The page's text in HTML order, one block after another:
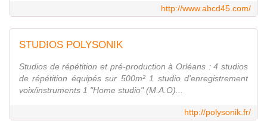
http://www.abcd45.com/
STUDIOS POLYSONIK
Studios de répétition et pré-production à Orléans : 4 studios
de répétition équipés sur 500m² 1 studio d'enregistrement
voix/instruments 1 "Home studio" (M.A.O)...
http://polysonik.fr/